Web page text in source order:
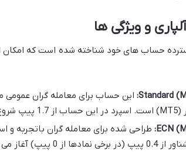
و ویژگی ها
حساب های خود شناخته شده است که امکان